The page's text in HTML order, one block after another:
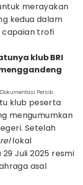
merayakan
kedua dalam
capaian trofi
klub BRI
Persib
klub peserta
mengumumkan
Setelah
lokal
Juli 2025 resmi
asal